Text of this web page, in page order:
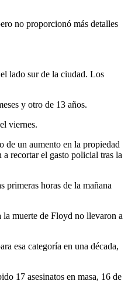
no proporcionó más detalles
lado sur de la ciudad. Los
y otro de 13 años.
viernes.
de un aumento en la propiedad
a recortar el gasto policial tras la
primeras horas de la mañana
muerte de Floyd no llevaron a
esa categoría en una década,
17 asesinatos en masa, 16 de